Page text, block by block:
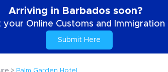
Arriving in Barbados soon?
your Online Customs and
Submit Here